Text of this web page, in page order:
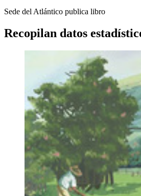
Sede del Atlántico publica libro
Recopilan datos